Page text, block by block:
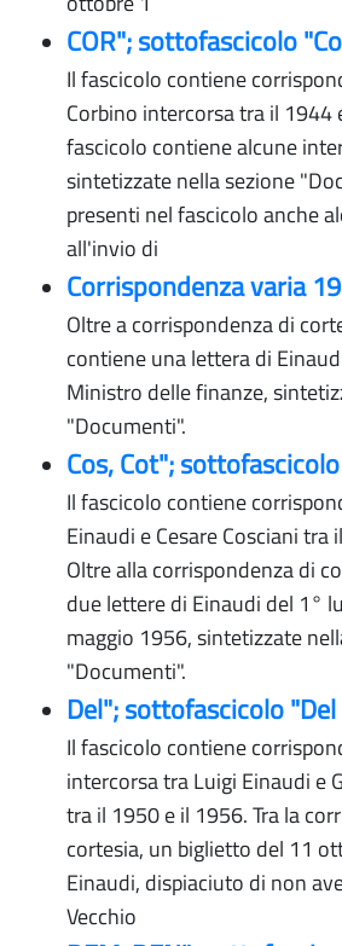
COR"; sottofascicolo
Il fascicolo contiene
Corbino intercorsa tra il 1944
fascicolo contiene alcune
sintetizzate nella sezione
presenti nel fascicolo anche
all'invio di
Corrispondenza varia
Oltre a corrispondenza di
contiene una lettera di
Ministro delle finanze,
"Documenti".
Cos, Cot";
Il fascicolo contiene
Einaudi e Cesare Cosciani tra
Oltre alla corrispondenza di
due lettere di Einaudi del 1°
maggio 1956, sintetizzate
"Documenti".
Del"; sottofascicolo
Il fascicolo contiene
intercorsa tra Luigi Einaudi e
tra il 1950 e il 1956. Tra la
cortesia, un biglietto del 11
Einaudi, dispiaciuto di non
Vecchio